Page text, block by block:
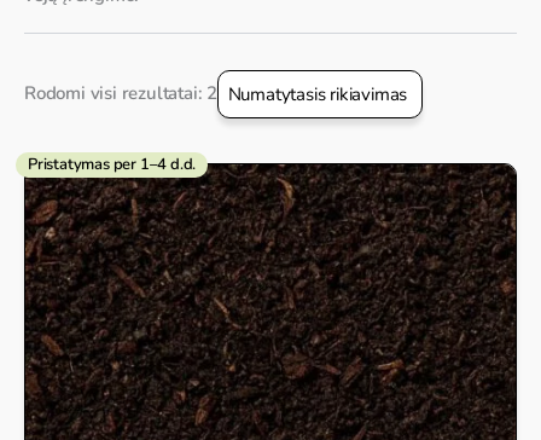
Rodomi visi rezultatai: 2
Pristatymas per 1–4 d.d. Price
range:
94,69 €
through
295,49 €